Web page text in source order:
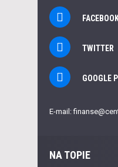
TWITTER
GOOGLE
E-mail:
NA TOPIE